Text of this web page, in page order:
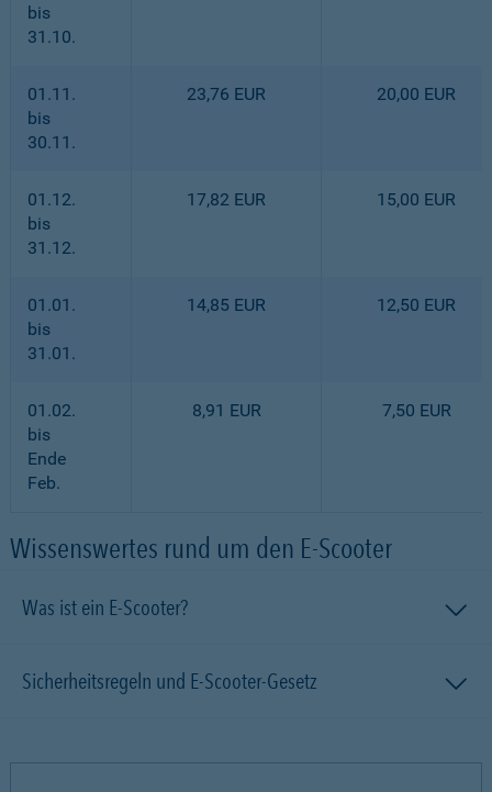
bis
31.10.
01.11.
bis
30.11.
23,76 EUR 20,00 EUR
01.12.
bis
31.12.
17,82 EUR 15,00 EUR
01.01.
bis
31.01.
14,85 EUR 12,50 EUR
01.02.
bis
Ende
Feb.
8,91 EUR 7,50 EUR
Wissenswertes rund um den E-Scooter
Was ist ein E-Scooter?
Sicherheitsregeln und E-Scooter-Gesetz